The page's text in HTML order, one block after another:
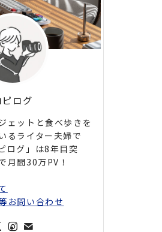
ピログ
ェットと食べ歩きを
るライター夫婦で
ログ」は8年目突
月間30万PV！
お問い合わせ